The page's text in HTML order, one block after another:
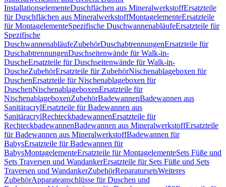
InstallationselementeDuschflächen aus MineralwerkstoffErsatzteile
für Duschflächen aus MineralwerkstoffMontagelementeErsatzteile
für MontagelementeSpezifische DuschwannenabläufeErsatzteile für
Spezifische
DuschwannenabläufeZubehörDuschabtrennungenErsatzteile für
DuschabtrennungenDuschseitenwände für Walk-in-
DuscheErsatzteile für Duschseitenwände für Walk-in-
DuscheZubehörErsatzteile für ZubehörNischenablageboxen für
DuschenErsatzteile für Nischenablageboxen für
DuschenNischenablageboxenErsatzteile für
NischenablageboxenZubehörBadewannenBadewannen aus
SanitäracrylErsatzteile für Badewannen aus
SanitäracrylRechteckbadewannenErsatzteile für
RechteckbadewannenBadewannen aus MineralwerkstoffErsatzteile
für Badewannen aus MineralwerkstoffBadewannen für
BabysErsatzteile für Badewannen für
BabysMontagelementeErsatzteile für MontagelementeSets Füße und
Sets Traversen und WandankerErsatzteile für Sets Füße und Sets
Traversen und WandankerZubehörReparatursetsWeiteres
ZubehörApparateanschlüsse für Duschen und